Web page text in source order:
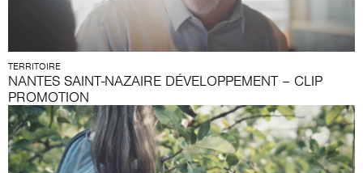
TERRITOIRE
NANTES SAINT-NAZAIRE DÉVELOPPEMENT – CLIP
PROMOTION